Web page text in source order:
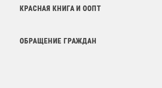
КРАСНАЯ КНИГА И ООПТ
ОБРАЩЕНИЕ ГРАЖДАН